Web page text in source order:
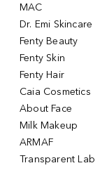
MAC
Dr. Emi Skincare
Fenty Beauty
Fenty Skin
Fenty Hair
Caia Cosmetics
About Face
Milk Makeup
ARMAF
Transparent Lab